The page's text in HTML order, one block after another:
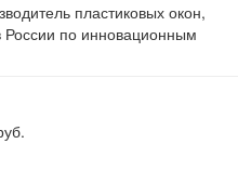
пластиковых окон,
России по инновационным